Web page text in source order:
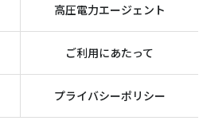
高圧電力エージェント
ご利用にあたって
プライバシーポリシー